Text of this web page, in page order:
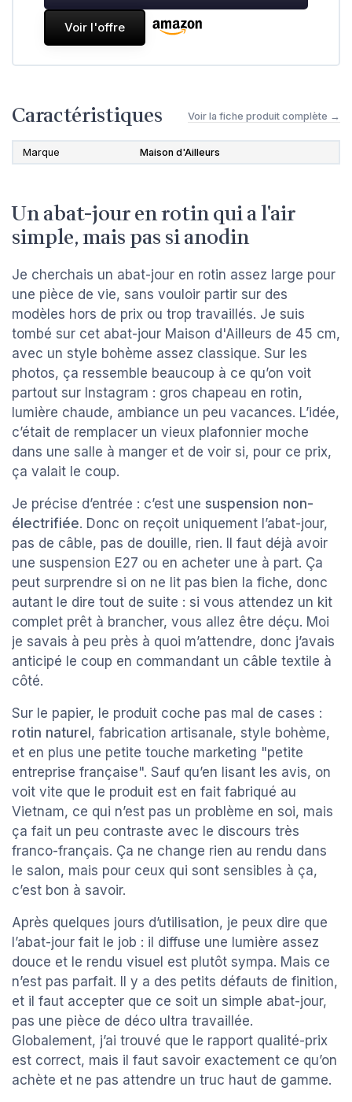
Voir l'offre
Caractéristiques Voir la fiche produit complète →
Marque Maison d'Ailleurs
Un abat-jour en rotin qui a l'air
simple, mais pas si anodin
Je cherchais un abat-jour en rotin assez large pour
une pièce de vie, sans vouloir partir sur des
modèles hors de prix ou trop travaillés. Je suis
tombé sur cet abat-jour Maison d'Ailleurs de 45 cm,
avec un style bohème assez classique. Sur les
photos, ça ressemble beaucoup à ce qu’on voit
partout sur Instagram : gros chapeau en rotin,
lumière chaude, ambiance un peu vacances. L’idée,
c’était de remplacer un vieux plafonnier moche
dans une salle à manger et de voir si, pour ce prix,
ça valait le coup.
Je précise d’entrée : c’est une suspension non-
électrifiée. Donc on reçoit uniquement l’abat-jour,
pas de câble, pas de douille, rien. Il faut déjà avoir
une suspension E27 ou en acheter une à part. Ça
peut surprendre si on ne lit pas bien la fiche, donc
autant le dire tout de suite : si vous attendez un kit
complet prêt à brancher, vous allez être déçu. Moi
je savais à peu près à quoi m’attendre, donc j’avais
anticipé le coup en commandant un câble textile à
côté.
Sur le papier, le produit coche pas mal de cases :
rotin naturel , fabrication artisanale, style bohème,
et en plus une petite touche marketing "petite
entreprise française". Sauf qu’en lisant les avis, on
voit vite que le produit est en fait fabriqué au
Vietnam, ce qui n’est pas un problème en soi, mais
ça fait un peu contraste avec le discours très
franco-français. Ça ne change rien au rendu dans
le salon, mais pour ceux qui sont sensibles à ça,
c’est bon à savoir.
Après quelques jours d’utilisation, je peux dire que
l’abat-jour fait le job : il diffuse une lumière assez
douce et le rendu visuel est plutôt sympa. Mais ce
n’est pas parfait. Il y a des petits défauts de finition,
et il faut accepter que ce soit un simple abat-jour,
pas une pièce de déco ultra travaillée.
Globalement, j’ai trouvé que le rapport qualité-prix
est correct, mais il faut savoir exactement ce qu’on
achète et ne pas attendre un truc haut de gamme.